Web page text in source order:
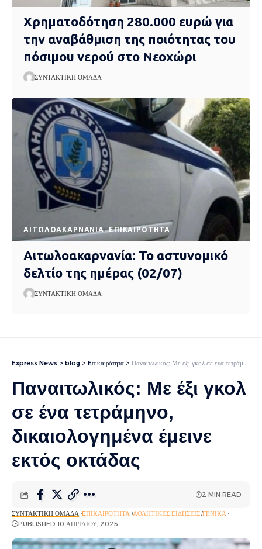
Χρηματοδότηση 280.000 ευρώ για
την αναβάθμιση της ποιότητας του
πόσιμου νερού στο Νεοχώρι
ΣΥΝΤΑΚΤΙΚΉ ΟΜΆΔΑ
AΙΤΩΛΟΑΚΑΡΝΑΝΊΑ EΠΙΚΑΙΡΌΤΗΤΑ
Αιτωλοακαρνανία: Το αστυνομικό
δελτίο της ημέρας (02/07)
ΣΥΝΤΑΚΤΙΚΉ ΟΜΆΔΑ
Express News > blog > Eπικαιρότητα > Παναιτωλικός: Με έξι γκολ σε ένα τετράμηνο, δικαιολογημένα έμεινε εκτός οκτάδας
Παναιτωλικός: Με έξι γκολ
σε ένα τετράμηνο,
δικαιολογημένα έμεινε
εκτός οκτάδας
ΣΥΝΤΑΚΤΙΚΉ ΟΜΆΔΑ EΠΙΚΑΙΡΌΤΗΤΑ ΑΘΛΗΤΙΚΈΣ ΕΙΔΉΣΕΙΣ ΓΕΝΙΚΆ
PUBLISHED 10 ΑΠΡΙΛΊΟΥ, 2025
2 MIN READ